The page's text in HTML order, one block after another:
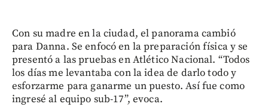
Con su madre en la ciudad, el panorama cambió
para Danna. Se enfocó en la preparación física y se
presentó a las pruebas en Atlético Nacional. “Todos
los días me levantaba con la idea de darlo todo y
esforzarme para ganarme un puesto. Así fue como
ingresé al equipo sub-17”, evoca.